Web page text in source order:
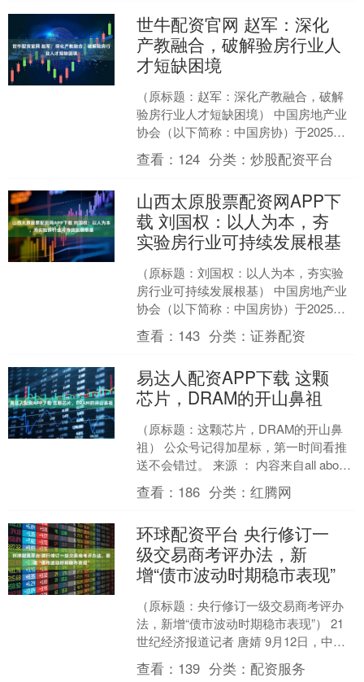
世牛配资官网 赵军：深化
产教融合，破解验房行业人
才短缺困境
（原标题：赵军：深化产教融合，破解
验房行业人才短缺困境） 中国房地产业
协会（以下简称：中国房协）于2025年9
月11日～13日在北京举办“第十六届房地
产科学发展....
查看： 124 分类：炒股配资平台
山西太原股票配资网APP下
载 刘国权：以人为本，夯
实验房行业可持续发展根基
（原标题：刘国权：以人为本，夯实验
房行业可持续发展根基） 中国房地产业
协会（以下简称：中国房协）于2025年9
月11日～13日在北京举办“第十六届房地
产科学发展....
查看： 143 分类：证券配资
易达人配资APP下载 这颗
芯片，DRAM的开山鼻祖
（原标题：这颗芯片，DRAM的开山鼻
祖） 公众号记得加星标，第一时间看推
送不会错过。 来源 ： 内容来自all about
circuits 。 1970 年，....
查看： 186 分类：红腾网
环球配资平台 央行修订一
级交易商考评办法，新
增“债市波动时期稳市表现”
（原标题：央行修订一级交易商考评办
法，新增“债市波动时期稳市表现”） 21
世纪经济报道记者 唐婧 9月12日，中国
人民银行宣布调整优化公开市场业务一
级交易商考评....
查看： 139 分类：配资服务